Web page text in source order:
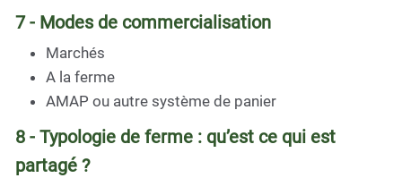
7 - Modes de commercialisation
Marchés
A la ferme
AMAP ou autre système de panier
8 - Typologie de ferme : qu’est ce qui est
partagé ?